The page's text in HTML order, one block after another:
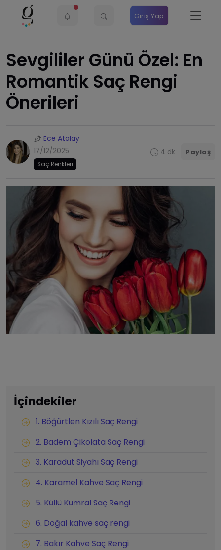
Giriş Yap
Sevgililer Günü Özel: En
Romantik Saç Rengi
Önerileri
Ece Atalay
17/12/2025
Saç Renkleri
4 dk Paylaş
İçindekiler
1. Böğürtlen Kızılı Saç Rengi
2. Badem Çikolata Saç Rengi
3. Karadut Siyahı Saç Rengi
4. Karamel Kahve Saç Rengi
5. Küllü Kumral Saç Rengi
6. Doğal kahve saç rengi
7. Bakır Kahve Saç Rengi